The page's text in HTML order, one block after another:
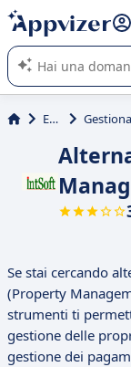
righe con
shift +
L'IA di Appvizer vi
software SaaS per
Edilizia
Se stai cercando
(Property
strumenti ti
gestione delle
gestione dei